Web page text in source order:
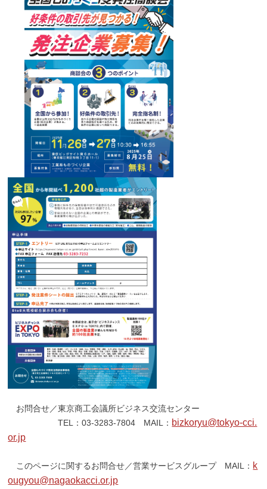
お問合せ／東京商工会議所ビジネス交流センター
TEL：03-3283-7804 MAIL： bizkoryu@tokyo-cci.
or.jp
このページに関するお問合せ／営業サービスグループ MAIL： k
ougyou@nagaokacci.or.jp